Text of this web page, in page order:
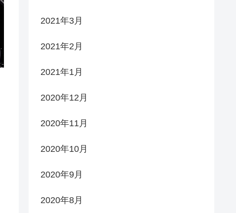
2021年3月
2021年2月
2021年1月
2020年12月
2020年11月
2020年10月
2020年9月
2020年8月